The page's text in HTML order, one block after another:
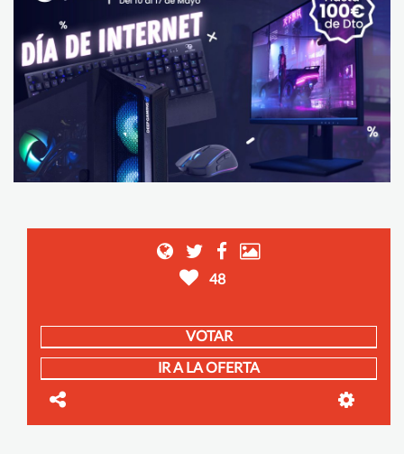
48
VOTAR
IR A LA OFERTA